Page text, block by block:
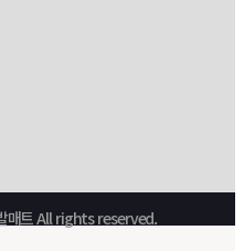
트 All rights reserved.